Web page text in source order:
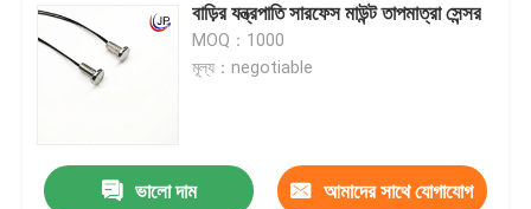
বাড়ির যন্ত্রপাতি সারফেস মাউন্ট তাপমাত্রা সেন্সর
MOQ：1000
মূল্য：negotiable
ভালো দাম আমাদের সাথে যোগাযোগ